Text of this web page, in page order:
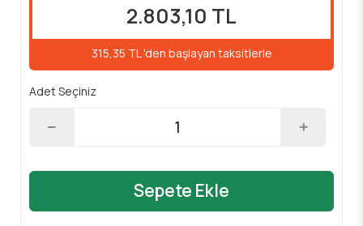
2.803,10 TL
315,35 TL 'den başlayan taksitlerle
Adet Seçiniz
Sepete Ekle